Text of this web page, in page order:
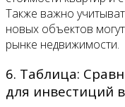
Также важно
новых объектов
рынке недвижимости.
6. Таблица:
для инвестиций